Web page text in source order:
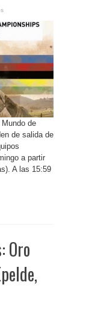
CRE:
Orden
salida
tiempos
en
directo
de
de salida de
a partir
A las 15:59
Oro